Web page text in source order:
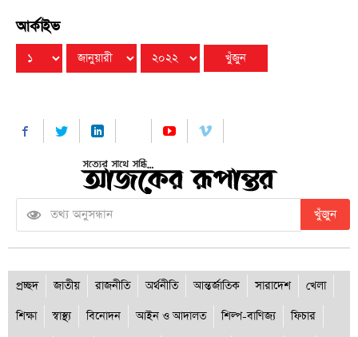
আর্কাইভ
খুঁজুন
প্রচ্ছদ জাতীয় রাজনীতি অর্থনীতি আন্তর্জাতিক সারাদেশ
খেলা
শিক্ষা
স্বাস্থ্য বিনোদন আইন ও আদালত শিল্প-বাণিজ্য
ফিচার